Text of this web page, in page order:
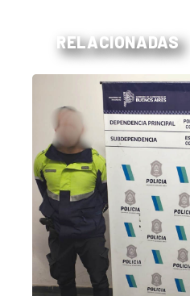
RELACIONADAS